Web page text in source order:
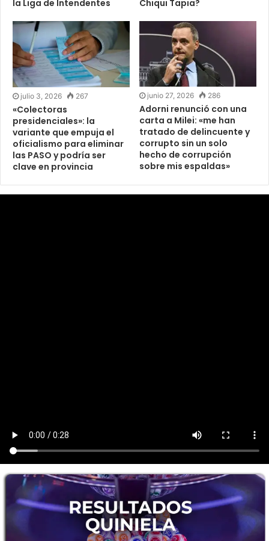
la Liga de Intendentes Chiqui Tapia?
julio 3, 2026 267
«Colectoras
presidenciales»: la
variante que empuja el
oficialismo para eliminar
las PASO y podría ser
clave en provincia
junio 27, 2026 286
Adorni renunció con una
carta a Milei: «me han
tratado de delincuente y
corrupto sin un solo
hecho de corrupción
sobre mis espaldas»